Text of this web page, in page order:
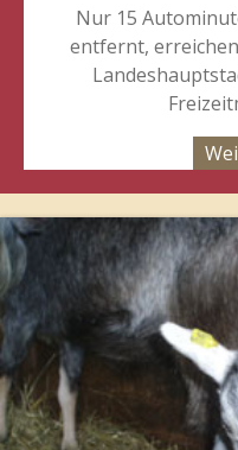
Nur 15
entfernt,